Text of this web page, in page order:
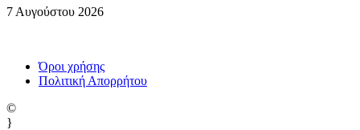
7 Αυγούστου 2026
Όροι χρήσης
Πολιτική Απορρήτου
©
}